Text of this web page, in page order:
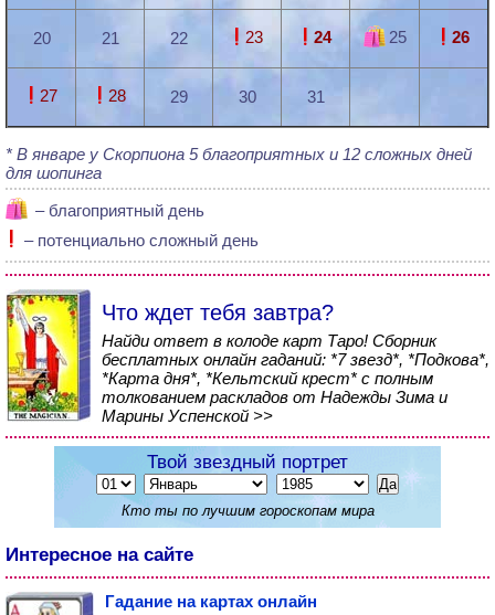
20 21 22 23 24 25 26
27 28 29 30 31
В январе у Скорпиона 5 благоприятных и 12 сложных дней
для шопинга
– благоприятный день
– потенциально сложный день
Что ждет тебя завтра?
Найди ответ в колоде карт Таро! Сборник
бесплатных онлайн гаданий: *7 звезд*, *Подкова*,
*Карта дня*, *Кельтский крест* с полным
толкованием раскладов от Надежды Зима и
Марины Успенской >>
Твой звездный портрет
Кто ты по лучшим гороскопам мира
Интересное на сайте
Гадание на картах онлайн